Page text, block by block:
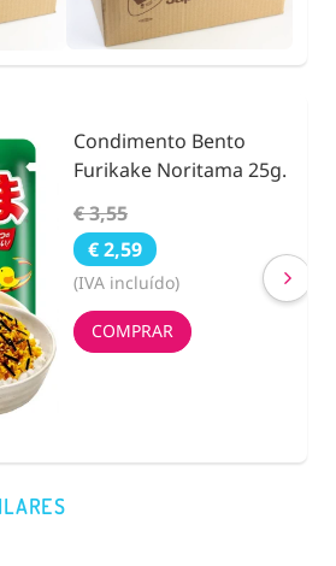
Condimento Bento
Furikake Noritama 25g.
€ 3,55
€ 2,59
(IVA incluído)
COMPRAR